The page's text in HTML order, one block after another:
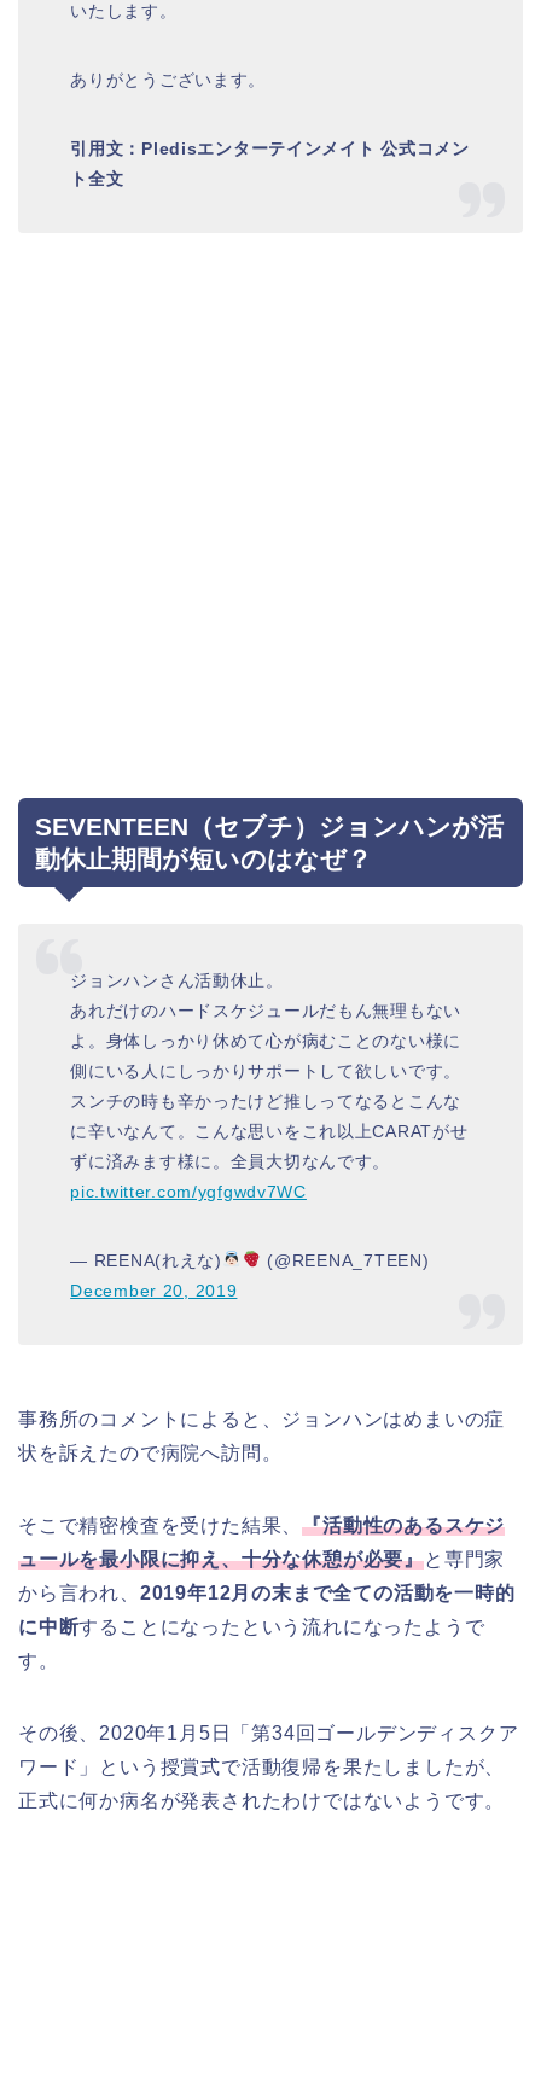
いたします。
ありがとうございます。
引用文：Pledisエンターテインメイト 公式コメン
ト全文
SEVENTEEN（セブチ）ジョンハンが活
動休止期間が短いのはなぜ？
ジョンハンさん活動休止。
あれだけのハードスケジュールだもん無理もない
よ。身体しっかり休めて心が病むことのない様に
側にいる人にしっかりサポートして欲しいです。
スンチの時も辛かったけど推しってなるとこんな
に辛いなんて。こんな思いをこれ以上CARATがせ
ずに済みます様に。全員大切なんです。
pic.twitter.com/ygfgwdv7WC
— REENA(れえな)
(@REENA_7TEEN)
December 20, 2019
事務所のコメントによると、ジョンハンはめまいの症
状を訴えたので病院へ訪問。
そこで精密検査を受けた結果、『活動性のあるスケジ
ュールを最小限に抑え、十分な休憩が必要』と専門家
から言われ、 2019年12月の末まで全ての活動を一時的
に中断することになったという流れになったようで
す。
その後、2020年1月5日「第34回ゴールデンディスクア
ワード」という授賞式で活動復帰を果たしましたが、
正式に何か病名が発表されたわけではないようです。